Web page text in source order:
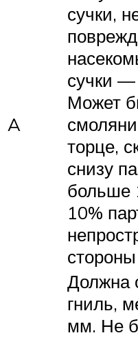
A
сучки,
сучки
Может
торце,
снизу
больше
10%
стороны
Должна
гниль,
мм. Не